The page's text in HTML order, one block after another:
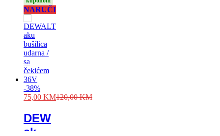
NARUČI
-38%
75,00 KM120,00KM
DEWALT
aku